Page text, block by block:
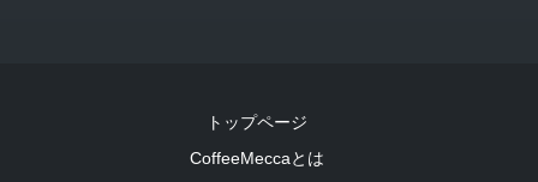
トップページ
CoffeeMeccaとは